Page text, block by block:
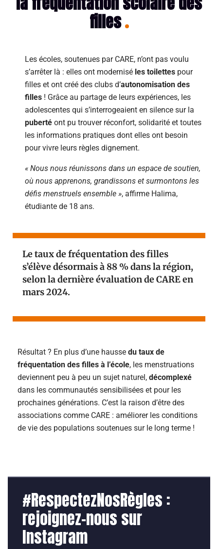
filles
Les écoles, soutenues par CARE, n’ont pas voulu
s’arrêter là : elles ont modernisé les toilettes pour
filles et ont créé des clubs d’autonomisation des
filles ! Grâce au partage de leurs expériences, les
adolescentes qui s’interrogeaient en silence sur la
puberté ont pu trouver réconfort, solidarité et toutes
les informations pratiques dont elles ont besoin
pour vivre leurs règles dignement.
« Nous nous réunissons dans un espace de soutien,
où nous apprenons, grandissons et surmontons les
défis menstruels ensemble », affirme Halima,
étudiante de 18 ans.
Le taux de fréquentation des filles
s’élève désormais à 88 % dans la région,
selon la dernière évaluation de CARE en
mars 2024.
Résultat ? En plus d’une hausse du taux de
fréquentation des filles à l’école, les menstruations
deviennent peu à peu un sujet naturel, décomplexé
dans les communautés sensibilisées et pour les
prochaines générations. C’est la raison d’être des
associations comme CARE : améliorer les conditions
de vie des populations soutenues sur le long terme !
#RespectezNosRègles :
rejoignez-nous sur
Instagram